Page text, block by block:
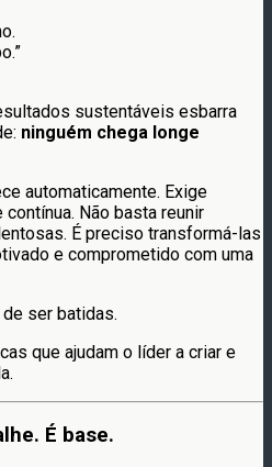
sustentáveis esbarra
ninguém chega longe
automaticamente. Exige
Não basta reunir
É preciso transformá-las
e comprometido com uma
ser batidas.
que ajudam o líder a criar e
É base.